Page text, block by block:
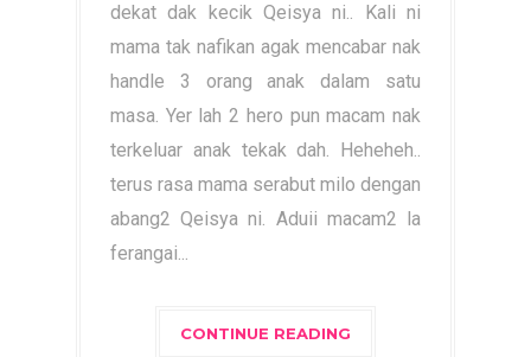
dekat dak kecik Qeisya ni.. Kali ni
mama tak nafikan agak mencabar nak
handle 3 orang anak dalam satu
masa. Yer lah 2 hero pun macam nak
terkeluar anak tekak dah. Heheheh..
terus rasa mama serabut milo dengan
abang2 Qeisya ni. Aduii macam2 la
ferangai...
CONTINUE READING